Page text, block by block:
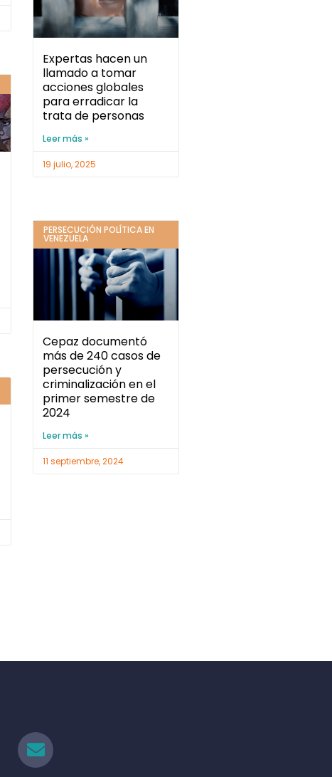
Expertas hacen un
llamado a tomar
acciones globales
para erradicar la
trata de personas
Leer más »
19 julio, 2025
PERSECUCIÓN POLÍTICA EN
VENEZUELA
Cepaz documentó
más de 240 casos de
persecución y
criminalización en el
primer semestre de
2024
Leer más »
11 septiembre, 2024